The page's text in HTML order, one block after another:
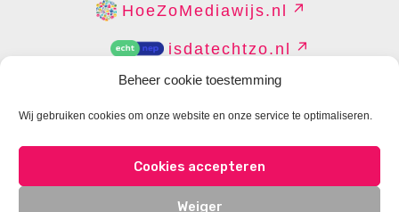
Beheer cookie toestemming
Wij gebruiken cookies om onze website en onze service te optimaliseren.
Cookies accepteren
Weiger
HoeZoMediawijs.nl
isdatechtzo.nl
DISCLAIMER PRIVACY
CONTACT
COOKIES BEHEREN